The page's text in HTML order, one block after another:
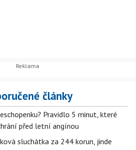
články
Pravidlo 5 minut, které
před letní angínou
sluchátka za 244 korun, jinde